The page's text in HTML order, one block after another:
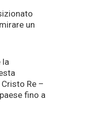
un
la
Re –
fino a